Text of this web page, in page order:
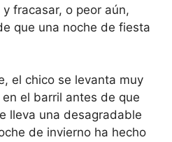
fracasar, o peor aún,
que una noche de fiesta
el chico se levanta muy
el barril antes de que
lleva una desagradable
de invierno ha hecho